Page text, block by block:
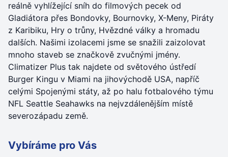
reálně vyhlížející sníh do filmových pecek od
Gladiátora přes Bondovky, Bournovky, X-Meny, Piráty
z Karibiku, Hry o trůny, Hvězdné války a hromadu
dalších. Našimi izolacemi jsme se snažili zaizolovat
mnoho staveb se značkově zvučnými jmény.
Climatizer Plus tak najdete od světového ústředí
Burger Kingu v Miami na jihovýchodě USA, napříč
celými Spojenými státy, až po halu fotbalového týmu
NFL Seattle Seahawks na nejvzdálenějším místě
severozápadu země.
Vybíráme pro Vás